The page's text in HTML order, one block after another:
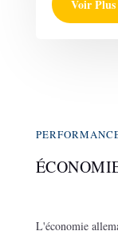
Voir
L'économie